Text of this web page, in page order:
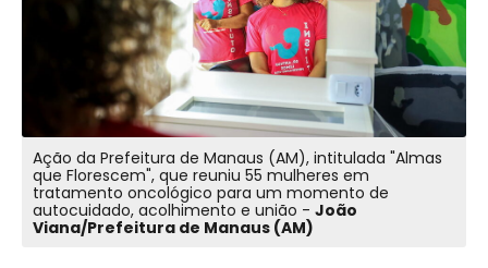
Ação da Prefeitura de Manaus (AM), intitulada "Almas
que Florescem", que reuniu 55 mulheres em
tratamento oncológico para um momento de
autocuidado, acolhimento e união - João
Viana/Prefeitura de Manaus (AM)